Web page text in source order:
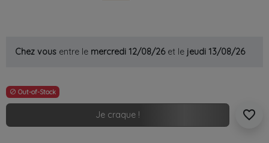
Chez vous entre le mercredi 12/08/26et le jeudi 13/08/26
 Out-of-Stock
Je craque ! favorite_border